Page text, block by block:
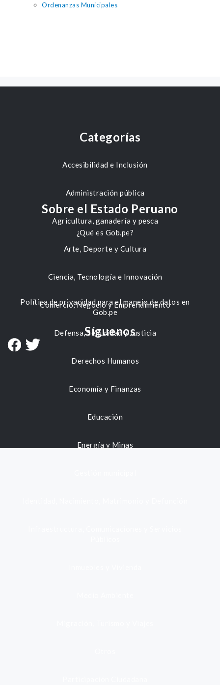
Ordenanzas Municipales
Categorías
Accesibilidad e Inclusión
Administración pública
Agricultura, ganadería y pesca
Arte, Deporte y Cultura
Ciencia, Tecnología e Innovación
Comercio, Negocio y Emprendimiento
Defensa, Seguridad y Justicia
Derechos Humanos
Economía y Finanzas
Educación
Energía y Minas
Sobre el Estado Peruano
¿Qué es Gob.pe?
Política de privacidad para el manejo de datos en
Gob.pe
Síguenos